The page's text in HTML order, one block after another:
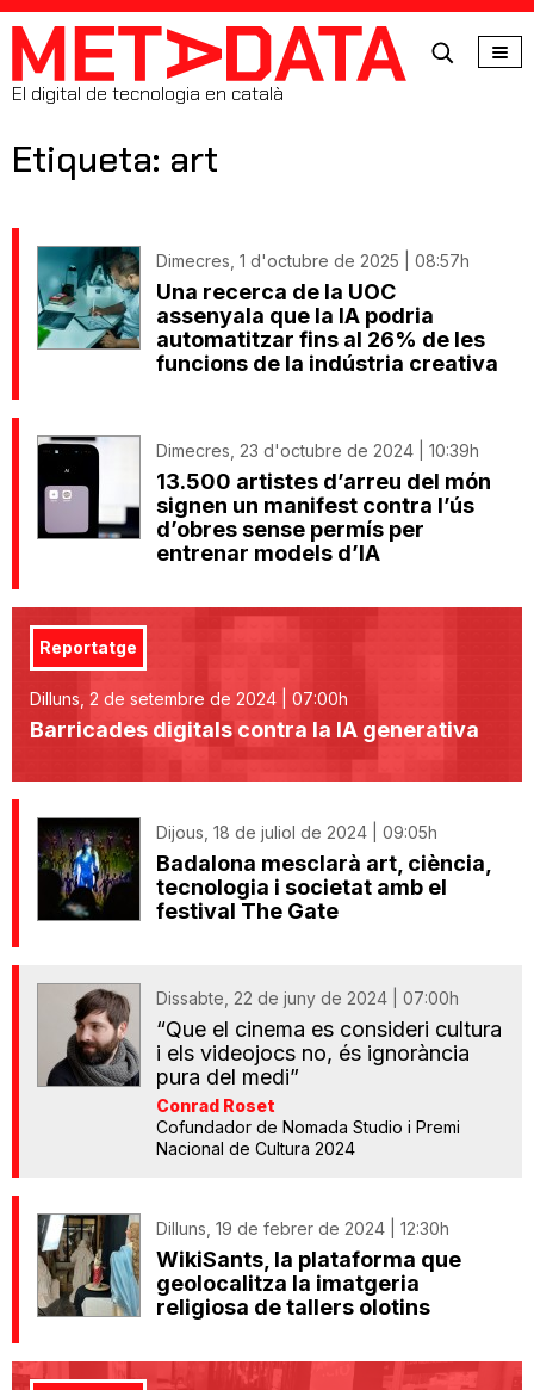
MetaData
El digital de tecnologia en català
Etiqueta: art
Dimecres, 1 d'octubre de 2025 | 08:57h
Una recerca de la UOC
assenyala que la IA podria
automatitzar fins al 26% de les
funcions de la indústria creativa
Dimecres, 23 d'octubre de 2024 | 10:39h
13.500 artistes d’arreu del món
signen un manifest contra l’ús
d’obres sense permís per
entrenar models d’IA
Reportatge
Dilluns, 2 de setembre de 2024 | 07:00h
Barricades digitals contra la IA generativa
Dijous, 18 de juliol de 2024 | 09:05h
Badalona mesclarà art, ciència,
tecnologia i societat amb el
festival The Gate
Dissabte, 22 de juny de 2024 | 07:00h
“Que el cinema es consideri cultura
i els videojocs no, és ignorància
pura del medi”
Conrad Roset
Cofundador de Nomada Studio i Premi
Nacional de Cultura 2024
Dilluns, 19 de febrer de 2024 | 12:30h
WikiSants, la plataforma que
geolocalitza la imatgeria
religiosa de tallers olotins